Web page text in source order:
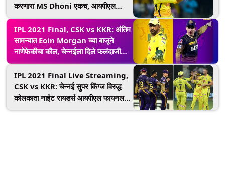
करणारा MS Dhoni एकच, आयपीएल
जेतेपदाच्या सामन्यात इतिहास घडवला
IPL 2021 Final, CSK vs KKR: अंतिम
सामन्यात Eoin Morgan च्या बाजूने
नाणेफेकीचा कौल, चेन्नईला दिले फलंदाजीचे
आमंत्रण
IPL 2021 Final Live Streaming,
CSK vs KKR: चेन्नई सुपर किंग्ज विरुद्ध
कोलकाता नाईट रायडर्स आयपीएल फायनल